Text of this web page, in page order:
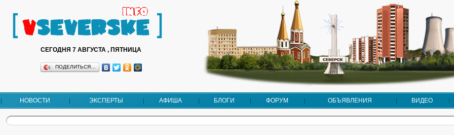
СЕГОДНЯ 7 АВГУСТА , ПЯТНИЦА
ПОДЕЛИТЬСЯ…
НОВОСТИ ЭКСПЕРТЫ АФИША БЛОГИ ФОРУМ ОБЪЯВЛЕНИЯ ВИДЕО